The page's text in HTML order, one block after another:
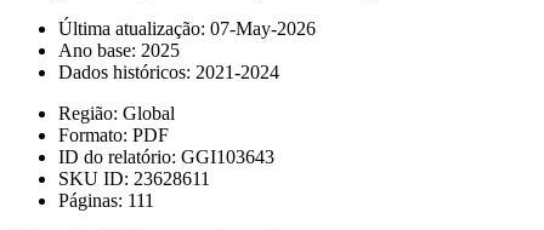
Última atualização: 07-May-2026
Ano base: 2025
Dados históricos: 2021-2024
Região: Global
Formato: PDF
ID do relatório: GGI103643
SKU ID: 23628611
Páginas: 111